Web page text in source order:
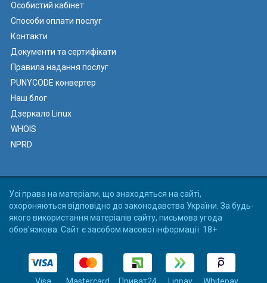
Особистий кабінет
Способи оплати послуг
Контакти
Документи та сертифікати
Правила надання послуг
PUNYCODE конвертер
Наш блог
Дзеркало Linux
WHOIS
NPRD
Усі права на матеріали, що знаходяться на сайті,
охороняються відповідно до законодавства України. За будь-
якого використання матеріалів сайту, письмова угода
обов'язкова. Сайт є засобом масової інформації. 18+